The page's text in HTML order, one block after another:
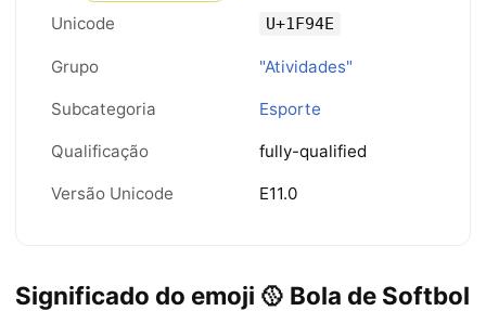
Unicode U+1F94E
Grupo "Atividades"
Subcategoria Esporte
Qualificação fully-qualified
Versão Unicode E11.0
Significado do emoji 🥎 Bola de Softbol